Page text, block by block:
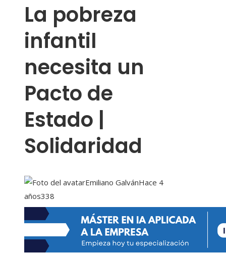
La pobreza
infantil
necesita un
Pacto de
Estado |
Solidaridad
Emiliano GalvánHace 4
años338